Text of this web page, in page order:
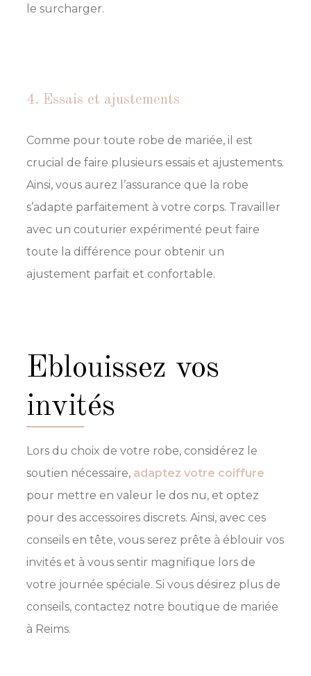
le surcharger.
4. Essais et ajustements
Comme pour toute robe de mariée, il est
crucial de faire plusieurs essais et ajustements.
Ainsi, vous aurez l’assurance que la robe
s’adapte parfaitement à votre corps. Travailler
avec un couturier expérimenté peut faire
toute la différence pour obtenir un
ajustement parfait et confortable.
eblouissez vos
invités
Lors du choix de votre robe, considérez le
soutien nécessaire, adaptez votre coiffure
pour mettre en valeur le dos nu, et optez
pour des accessoires discrets. Ainsi, avec ces
conseils en tête, vous serez prête à éblouir vos
invités et à vous sentir magnifique lors de
votre journée spéciale. Si vous désirez plus de
conseils, contactez notre boutique de mariée
à Reims.